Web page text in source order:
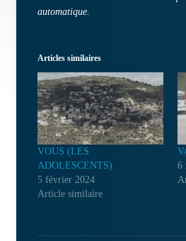
automatique.
Articles similaires
VOUS (LES
ADOLESCENTS)
5 février 2024
Article similaire
6